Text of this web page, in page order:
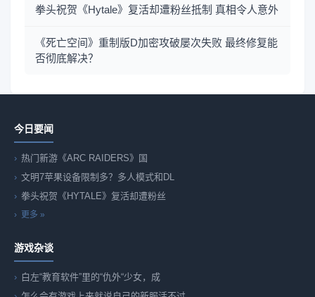
拳头祝贺《Hytale》复活却遭粉丝抵制 真相令人意外
《死亡空间》重制版D加密攻破屡次失败 最终修复能
否彻底解决？
今日要闻
热门新游《ARC RAIDERS》国
文明7苹果设备限制多？多人模式和DL
拳头祝贺《HYTALE》复活却遭粉丝
更多 »
游戏杂谈
白左“教育软件”里的“仇外“少女，成